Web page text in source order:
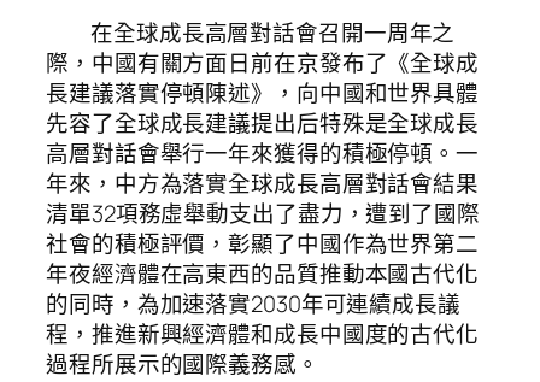
在全球成長高層對話會召開一周年之
際，中國有關方面日前在京發布了《全球成
長建議落實停頓陳述》，向中國和世界具體
先容了全球成長建議提出后特殊是全球成長
高層對話會舉行一年來獲得的積極停頓。一
年來，中方為落實全球成長高層對話會結果
清單32項務虛舉動支出了盡力，遭到了國際
社會的積極評價，彰顯了中國作為世界第二
年夜經濟體在高東西的品質推動本國古代化
的同時，為加速落實2030年可連續成長議
程，推進新興經濟體和成長中國度的古代化
過程所展示的國際義務感。